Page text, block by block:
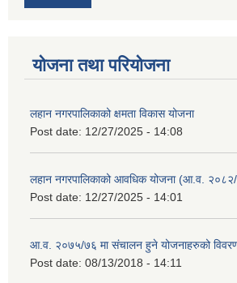
योजना तथा परियोजना
लहान नगरपालिकाको क्षमता विकास योजना
Post date: 12/27/2025 - 14:08
लहान नगरपालिकाको आवधिक योजना (आ.व.
Post date: 12/27/2025 - 14:01
आ.व. २०७५/७६ मा संचालन हुने योजनाहरुको
Post date: 08/13/2018 - 14:11